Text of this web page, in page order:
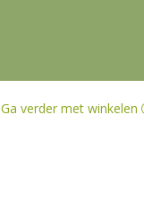
Ga verder met winkelen